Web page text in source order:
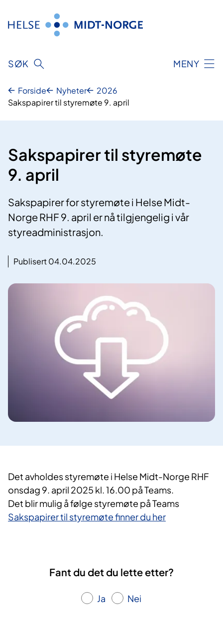
innhold
SØK MENY
Forside Nyheter
2026
Sakspapirer til styremøte 9. april
Sakspapirer til styremøte
9. april
Sakspapirer for styremøte i Helse Midt-
Norge RHF 9. april er nå tilgjengelig i vår
styreadministrasjon.
Publisert 04.04.2025
Det avholdes styremøte i Helse Midt-Norge RHF
onsdag 9. april 2025 kl. 16.00 på Teams.
Det blir mulig å følge styremøte på Teams
Sakspapirer til styremøte finner du her
Fant du det du lette etter?
Ja Nei